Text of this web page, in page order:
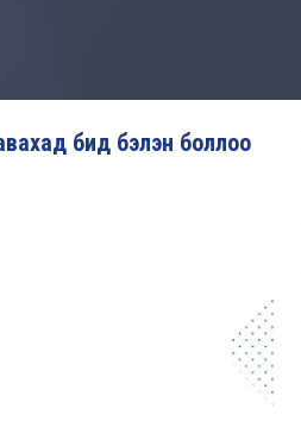
авахад бид бэлэн боллоо